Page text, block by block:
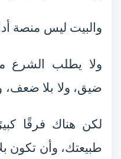
والبيت ليس منصة
ولا يطلب الشرع
ضيق، ولا بلا ضعف،
لكن هناك فرقًا
طبيعتك، وأن تكون